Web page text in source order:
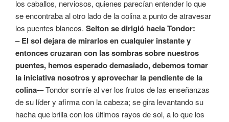
los caballos, nerviosos, quienes parecían entender lo que
se encontraba al otro lado de la colina a punto de atravesar
los puentes blancos. Selton se dirigió hacia Tondor:
– El sol dejara de mirarlos en cualquier instante y
entonces cruzaran con las sombras sobre nuestros
puentes, hemos esperado demasiado, debemos tomar
la iniciativa nosotros y aprovechar la pendiente de la
colina-– Tondor sonríe al ver los frutos de las enseñanzas
de su líder y afirma con la cabeza; se gira levantando su
hacha que brilla con los últimos rayos de sol, a lo que los